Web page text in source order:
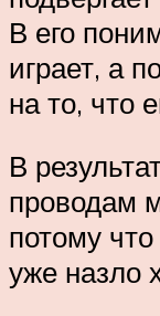
В его
играет, а
на то, что
В
проводам
потому что
уже назло